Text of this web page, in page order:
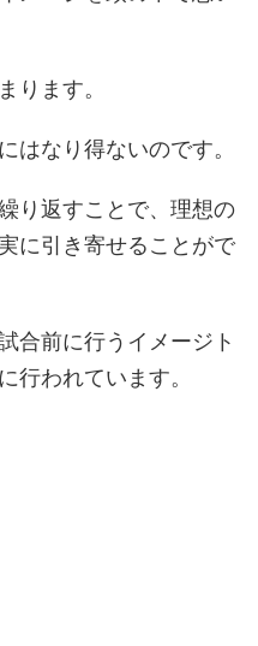
ります。
はなり得ないのです。
り返すことで、理想の
に引き寄せることがで
合前に行うイメージト
行われています。